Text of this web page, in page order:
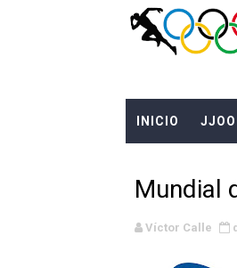
INICIO JJOO
Mundial
Víctor Calle